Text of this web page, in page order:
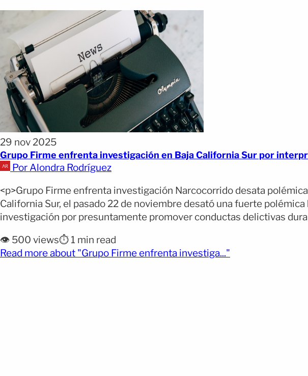
29 nov 2025
Grupo Firme enfrenta investigación en Baja California Sur por
Por Alondra Rodríguez
<p>Grupo Firme enfrenta investigación Narcocorrido desata
California Sur, el pasado 22 de noviembre desató una fuerte
investigación por presuntamente promover conductas delictivas
👁️ 500 views⏱️ 1 min read
Read more about "Grupo Firme enfrenta investiga..."